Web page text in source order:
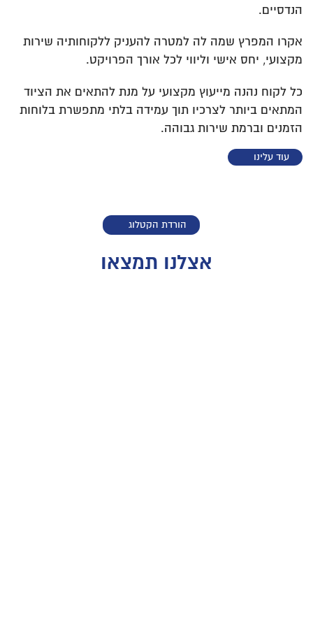
הנדסיים.
אקרו המפרץ שמה לה למטרה להעניק ללקוחותיה שירות
מקצועי, יחס אישי וליווי לכל אורך הפרויקט.
כל לקוח נהנה מייעוץ מקצועי על מנת להתאים את הציוד
המתאים ביותר לצרכיו תוך עמידה בלתי מתפשרת בלוחות
הזמנים וברמת שירות גבוהה.
עוד עלינו
הורדת הקטלוג
אצלנו תמצאו